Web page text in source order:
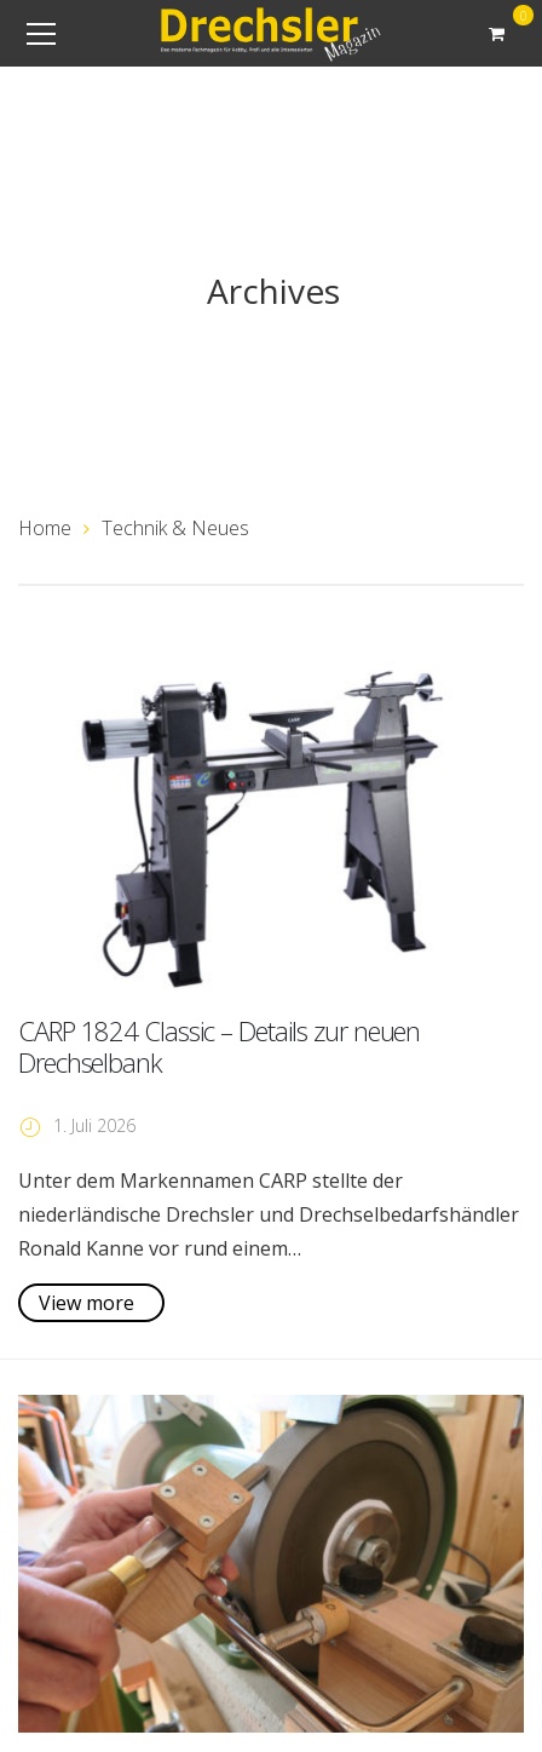
0
Archives
Home Technik & Neues
CARP 1824 Classic – Details zur neuen
Drechselbank
1. Juli 2026
Unter dem Markennamen CARP stellte der
niederländische Drechsler und Drechselbedarfshändler
Ronald Kanne vor rund einem…
View more